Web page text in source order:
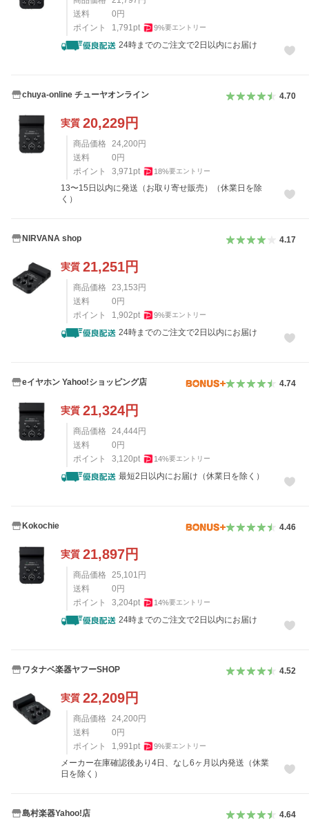
送料
0 円
ポイント
1,791pt 9%要エントリー
24時までのご注文で2日以内にお届け
chuya-online チューヤオンライン 4.70
実質 20,229円
商品価格 24,200 円
送料
0 円
ポイント
3,971pt 18%要エントリー
13〜15日以内に発送（お取り寄せ販売）（休業日を除
く）
NIRVANA shop 4.17
実質 21,251円
商品価格 23,153 円
送料
0 円
ポイント
1,902pt 9%要エントリー
24時までのご注文で2日以内にお届け
eイヤホン Yahoo!ショッピング店 4.74
実質 21,324円
商品価格 24,444円
送料
0 円
ポイント
3,120pt 14%要エントリー
最短2日以内にお届け（休業日を除く）
Kokochie 4.46
実質 21,897円
商品価格 25,101 円
送料
0 円
ポイント
3,204pt 14%要エントリー
24時までのご注文で2日以内にお届け
ワタナベ楽器ヤフーSHOP 4.52
実質 22,209円
商品価格 24,200 円
送料
0 円
ポイント
1,991pt 9%要エントリー
メーカー在庫確認後あり4日、なし6ヶ月以内発送（休業
日を除く）
島村楽器Yahoo!店 4.64